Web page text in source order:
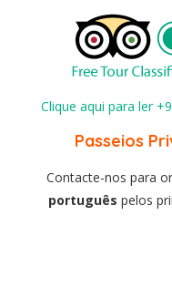
Clique aqui para ler
Passeios
Contacte-nos para
português pelos